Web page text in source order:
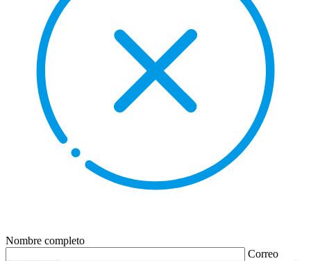
Nombre completo
Correo